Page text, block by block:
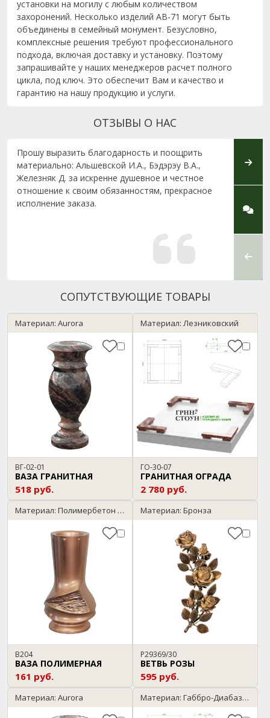
установки на могилу с любым количеством
захоронений. Несколько изделий AB-71 могут быть
объединены в семейный монумент. Безусловно,
комплексные решения требуют профессионального
подхода, включая доставку и установку. Поэтому
запрашивайте у наших менеджеров расчет полного
цикла, под ключ. Это обеспечит Вам и качество и
гарантию на нашу продукцию и услуги.
ОТЗЫВЫ О НАС
Прошу выразить благодарность и поощрить
материально: Альшевской И.А., Бэдэрэу В.А.,
Железняк Д. за искренне душевное и честное
отношение к своим обязанностям, прекрасное
исполнение заказа.
СОПУТСТВУЮЩИЕ ТОВАРЫ
Материал: Aurora
ВГ-02-01
ВАЗА ГРАНИТНАЯ
518 руб.
Материал: Лезниковский
ГО-30-07
ГРАНИТНАЯ ОГРАДА
2 780 руб.
Материал: Полимербетон / бронза
В204
ВАЗА ПОЛИМЕРНАЯ
161 руб.
Материал: Бронза
P29369/30
ВЕТВЬ РОЗЫ
595 руб.
Материал: Aurora Материал: Габбро-Диабаз / Нержавейка